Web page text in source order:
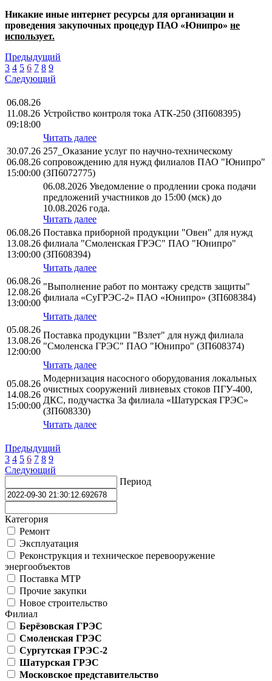
Никакие иные интернет ресурсы для организации и
проведения закупочных процедур ПАО «Юнипро» не
использует.
Предыдущий
3 4 5 6 7 8 9
Следующий
06.08.26
11.08.26
09:18:00
Устройство контроля тока АТК-250 (ЗП608395)
Читать далее
30.07.26
06.08.26
15:00:00
257_Оказание услуг по научно-техническому
сопровождению для нужд филиалов ПАО "Юнипро"
(ЗП6072775)
06.08.2026 Уведомление о продлении срока подачи
предложений участников до 15:00 (мск) до
10.08.2026 года.
Читать далее
06.08.26
13.08.26
13:00:00
Поставка приборной продукции "Овен" для нужд
филиала "Смоленская ГРЭС" ПАО "Юнипро"
(ЗП608394)
Читать далее
06.08.26
12.08.26
13:00:00
"Выполнение работ по монтажу средств защиты"
филиала «СуГРЭС-2» ПАО «Юнипро» (ЗП608384)
Читать далее
05.08.26
13.08.26
12:00:00
Поставка продукции "Взлет" для нужд филиала
"Смоленска ГРЭС" ПАО "Юнипро" (ЗП608374)
Читать далее
05.08.26
14.08.26
15:00:00
Модернизация насосного оборудования локальных
очистных сооружений ливневых стоков ПГУ-400,
ДКС, подучастка 3а филиала «Шатурская ГРЭС»
(ЗП608330)
Читать далее
Предыдущий
3 4 5 6 7 8 9
Следующий
Период
Категория
Ремонт
Эксплуатация
Реконструкция и техническое перевооружение
энергообъектов
Поставка МТР
Прочие закупки
Новое строительство
Филиал
Берёзовская ГРЭС
Смоленская ГРЭС
Сургутская ГРЭС-2
Шатурская ГРЭС
Московское представительство